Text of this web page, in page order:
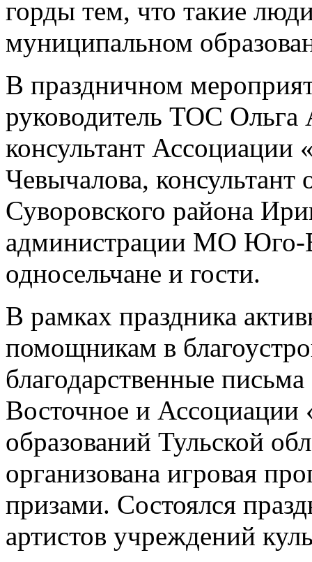
горды тем, что такие
муниципальном
В праздничном
руководитель ТОС Ольга
консультант
Чевычалова,
Суворовского района
администрации МО Юго-
односельчане и гости.
В рамках праздника
помощникам в
благодарственные
Восточное и
образований Тульской
организована игровая
призами. Состоялся
артистов учреждений